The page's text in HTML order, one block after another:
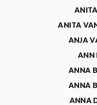
ANITA
ANJA
ANN
ANNA
ANNA
ANNA